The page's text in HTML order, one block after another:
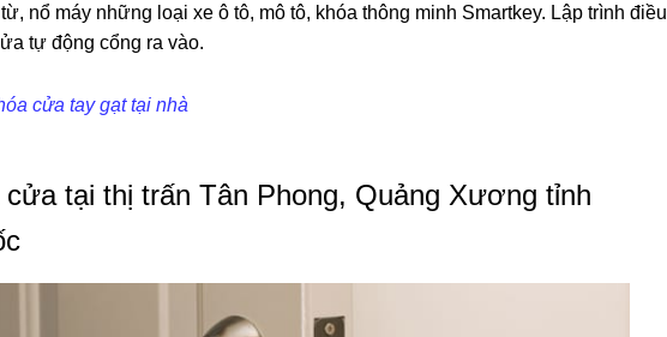
nổ máy những loại xe ô tô, mô tô, khóa thông minh Smartkey. Lập trình điều
tự động cổng ra vào.
cửa tay gạt tại nhà
tại thị trấn Tân Phong, Quảng Xương tỉnh